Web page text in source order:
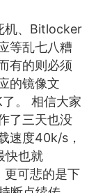
机、Bitlocker
等乱七八糟
有的则必须
的镜像文
。 相信大家
了三天也没
速度40k/s，
快也就
更可悲的是下